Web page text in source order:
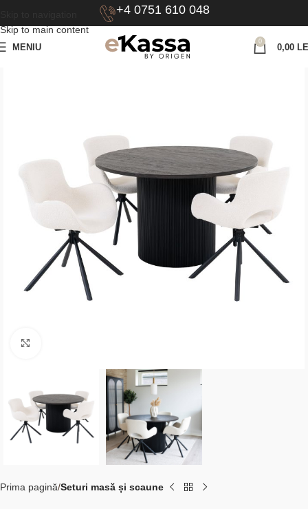
Skip to main content
+4 0751 610 048
MENIU
0
0,00
Prima pagină Seturi masă și scaune